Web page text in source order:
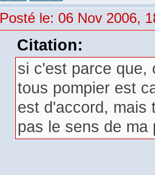
Posté le: 06 Nov 2006,
Citation:
si c'est parce que,
tous pompier est
est d'accord, mais
pas le sens de ma